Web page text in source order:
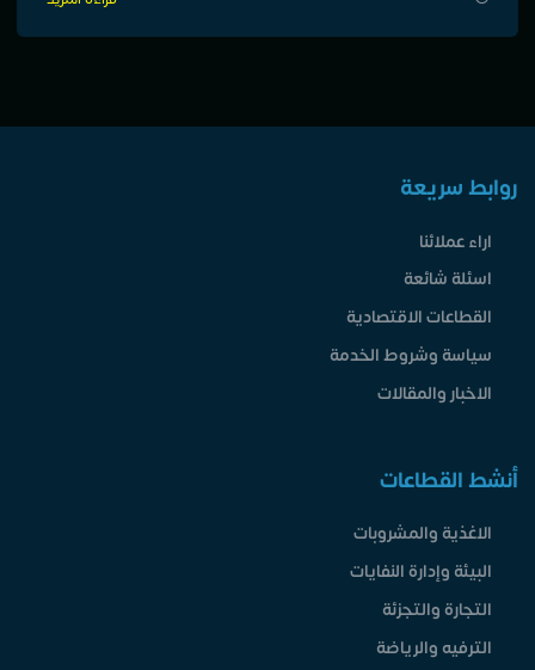
روابط سريعة
اراء عملائنا
اسئلة شائعة
القطاعات الاقتصادية
سياسة وشروط الخدمة
الاخبار والمقالات
أنشط القطاعات
الاغذية والمشروبات
البيئة وإدارة النفايات
التجارة والتجزئة
الترفيه والرياضة